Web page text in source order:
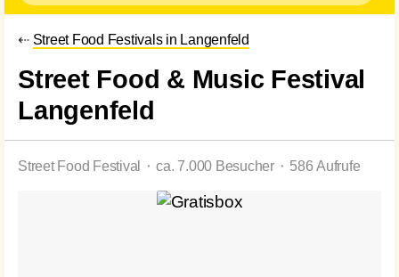
⇠ Street Food Festivals in Langenfeld
Street Food & Music Festival
Langenfeld
Street Food Festival ⬝ ca. 7.000 Besucher ⬝ 586 Aufrufe